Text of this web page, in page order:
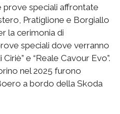
prove speciali affrontate
Pratiglione e Borgiallo
la cerimonia di
speciali dove verranno
e “Reale Cavour Evo”.
nel 2025 furono
a bordo della Skoda